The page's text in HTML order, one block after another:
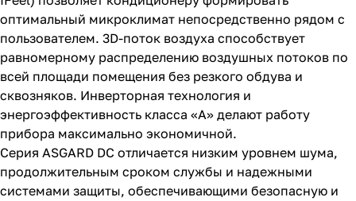
оптимальный микроклимат непосредственно рядом с
пользователем. 3D-поток воздуха способствует
равномерному распределению воздушных потоков по
всей площади помещения без резкого обдува и
сквозняков. Инверторная технология и
энергоэффективность класса «А» делают работу
прибора максимально экономичной.
Серия ASGARD DC отличается низким уровнем шума,
продолжительным сроком службы и надежными
системами защиты, обеспечивающими безопасную и